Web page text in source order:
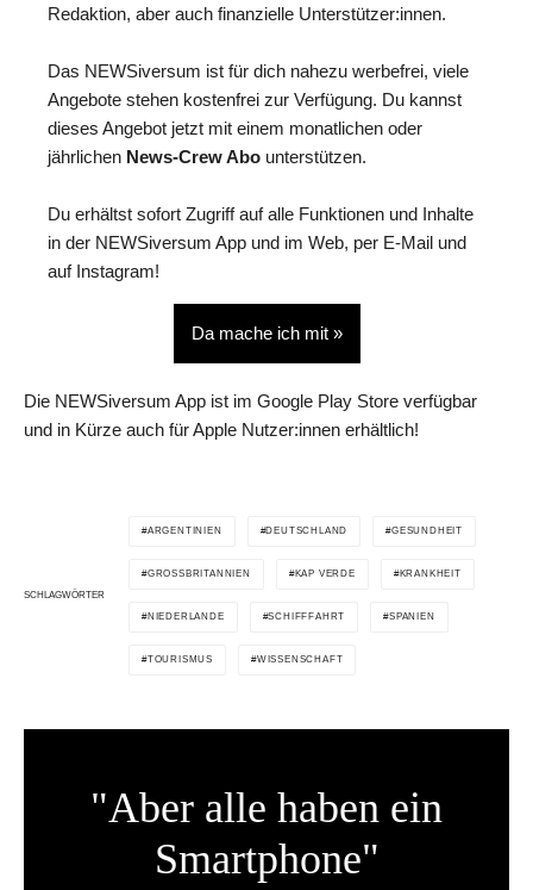
Redaktion, aber auch finanzielle Unterstützer:innen.
Das NEWSiversum ist für dich nahezu werbefrei, viele
Angebote stehen kostenfrei zur Verfügung. Du kannst
dieses Angebot jetzt mit einem monatlichen oder
jährlichen News-Crew Abo unterstützen.
Du erhältst sofort Zugriff auf alle Funktionen und Inhalte
in der NEWSiversum App und im Web, per E-Mail und
auf Instagram!
Da mache ich mit »
Die NEWSiversum App ist im Google Play Store verfügbar
und in Kürze auch für Apple Nutzer:innen erhältlich!
SCHLAGWÖRTER
ARGENTINIEN DEUTSCHLAND GESUNDHEIT
GROSSBRITANNIEN KAP VERDE KRANKHEIT
NIEDERLANDE SCHIFFFAHRT SPANIEN
TOURISMUS WISSENSCHAFT
"Aber alle haben ein
Smartphone"